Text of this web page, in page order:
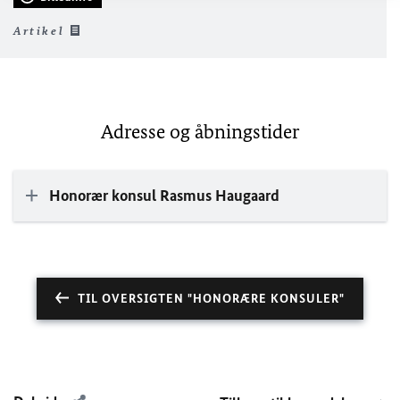
Artikel
Adresse og åbningstider
Honorær konsul Rasmus Haugaard
TIL OVERSIGTEN "HONORÆRE KONSULER"